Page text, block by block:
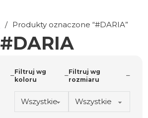
/ Produkty oznaczone “#DARIA”
#DARIA
Filtruj wg
koloru
Filtruj wg
rozmiaru